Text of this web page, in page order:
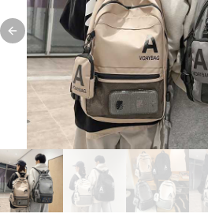
Previous slide